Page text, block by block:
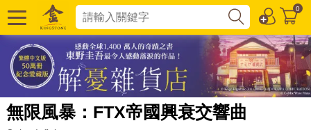
0
無限風暴：FTX帝國興衰交響曲